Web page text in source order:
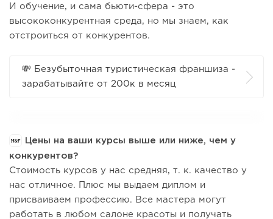
И обучение, и сама бьюти-сфера - это
высококонкурентная среда, но мы знаем, как
отстроиться от конкурентов.
💸 Безубыточная туристическая франшиза -
зарабатывайте от 200к в месяц
Цены на ваши курсы выше или ниже, чем у
конкурентов?
Стоимость курсов у нас средняя, т. к. качество у
нас отличное. Плюс мы выдаем диплом и
присваиваем профессию. Все мастера могут
работать в любом салоне красоты и получать